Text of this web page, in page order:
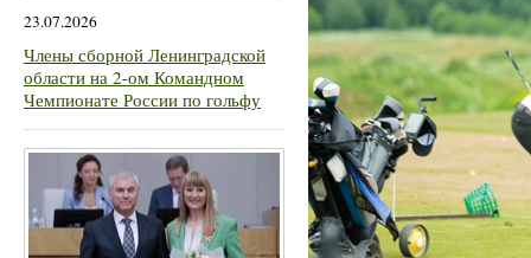
23.07.2026
Члены сборной Ленинградской
области на 2-ом Командном
Чемпионате России по гольфу